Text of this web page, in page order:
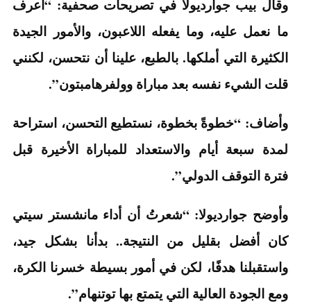
وقال بيب جوارديولا في تصريحات صحفية: “أعرف
ما نعمل عليه، وما يفعله اللاعبون، والأمور الجيدة
الكثيرة التي أملكها. بالطبع، علينا أن نتحسن، لكنني
قلت الشيء نفسه بعد مباراة وولفرهامبتون”.
وأضاف: “خطوةً بخطوة، نستطيع التحسن، استراحة
لمدة سبعة أيام والاستعداد للمباراة الأخيرة قبل
فترة التوقف الدولي”.
وأوضح جوارديولا: “شعرتُ أن أداء مانشستر سيتي
كان أفضل بقليل من النتيجة.. بدأنا بشكل جيد،
واستقبلنا هدفًا، لكن في أمور بسيطة خسرنا الكرة،
ومع الجودة العالية التي يتمتع بها توتنهام”.